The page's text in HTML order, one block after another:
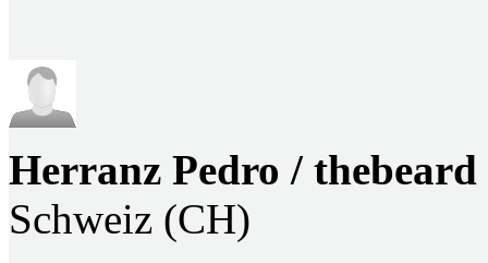
Herranz Pedro / thebeard
Schweiz (CH)